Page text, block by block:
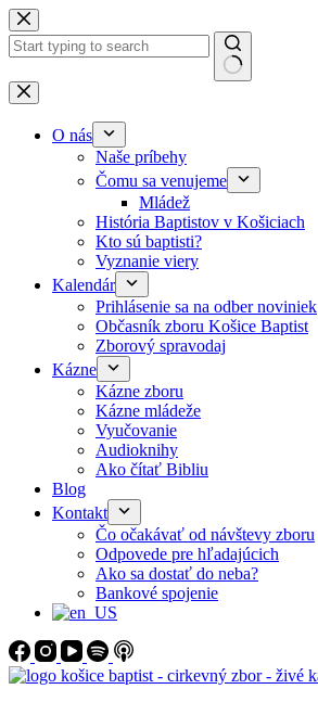
Skip to content
No results
O nás
Naše príbehy
Čomu sa venujeme
Mládež
História Baptistov v Košiciach
Kto sú baptisti?
Vyznanie viery
Kalendár
Prihlásenie sa na odber noviniek
Občasník zboru Košice Baptist
Zborový spravodaj
Kázne
Kázne zboru
Kázne mládeže
Vyučovanie
Audioknihy
Ako čítať Bibliu
Blog
Kontakt
Čo očakávať od návštevy zboru
Odpovede pre hľadajúcich
Ako sa dostať do neba?
Bankové spojenie